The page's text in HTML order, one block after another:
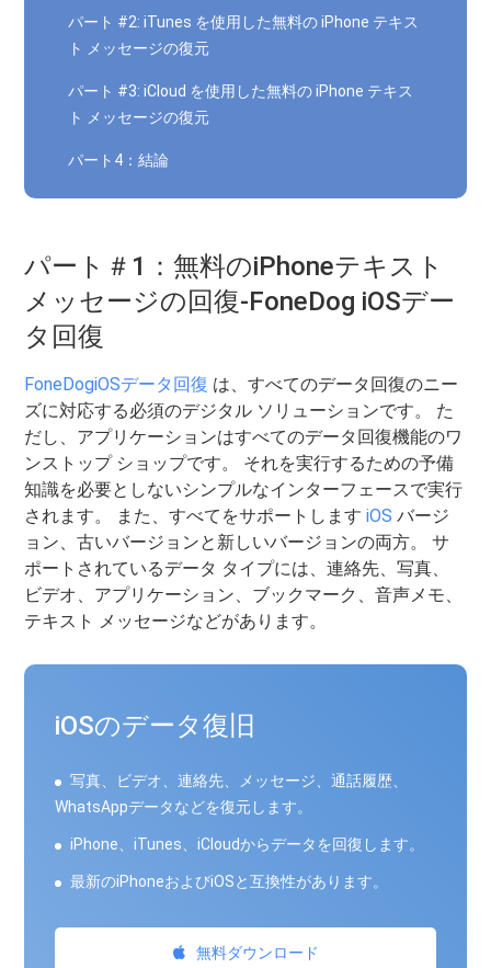
パート #2: iTunes を使用した無料の iPhone テキス
ト メッセージの復元
パート #3: iCloud を使用した無料の iPhone テキス
ト メッセージの復元
パート4：結論
パート＃1：無料のiPhoneテキスト
メッセージの回復-FoneDog iOSデー
タ回復
FoneDogiOSデータ回復 は、すべてのデータ回復のニー
ズに対応する必須のデジタル ソリューションです。 た
だし、アプリケーションはすべてのデータ回復機能のワ
ンストップ ショップです。 それを実行するための予備
知識を必要としないシンプルなインターフェースで実行
されます。 また、すべてをサポートしますiOS バージ
ョン、古いバージョンと新しいバージョンの両方。 サ
ポートされているデータ タイプには、連絡先、写真、
ビデオ、アプリケーション、ブックマーク、音声メモ、
テキスト メッセージなどがあります。
iOSのデータ復旧
写真、ビデオ、連絡先、メッセージ、通話履歴、
WhatsAppデータなどを復元します。
iPhone、iTunes、iCloudからデータを回復します。
最新のiPhoneおよびiOSと互換性があります。
無料ダウンロード